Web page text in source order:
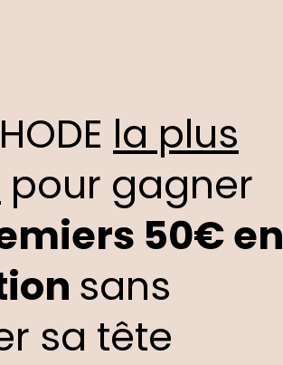
la plus
pour gagner
50€ en
sans
sa tête